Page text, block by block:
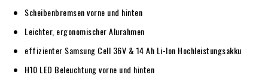
Scheibenbremsen vorne und hinten
Leichter, ergonomischer Alurahmen
effizienter Samsung Cell 36V & 14 Ah Li-Ion Hochleistungsakku
H10 LED Beleuchtung vorne und hinten